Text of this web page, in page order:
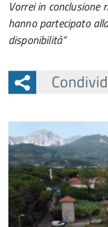
Vorrei in conclusione
hanno partecipato
disponibilità”